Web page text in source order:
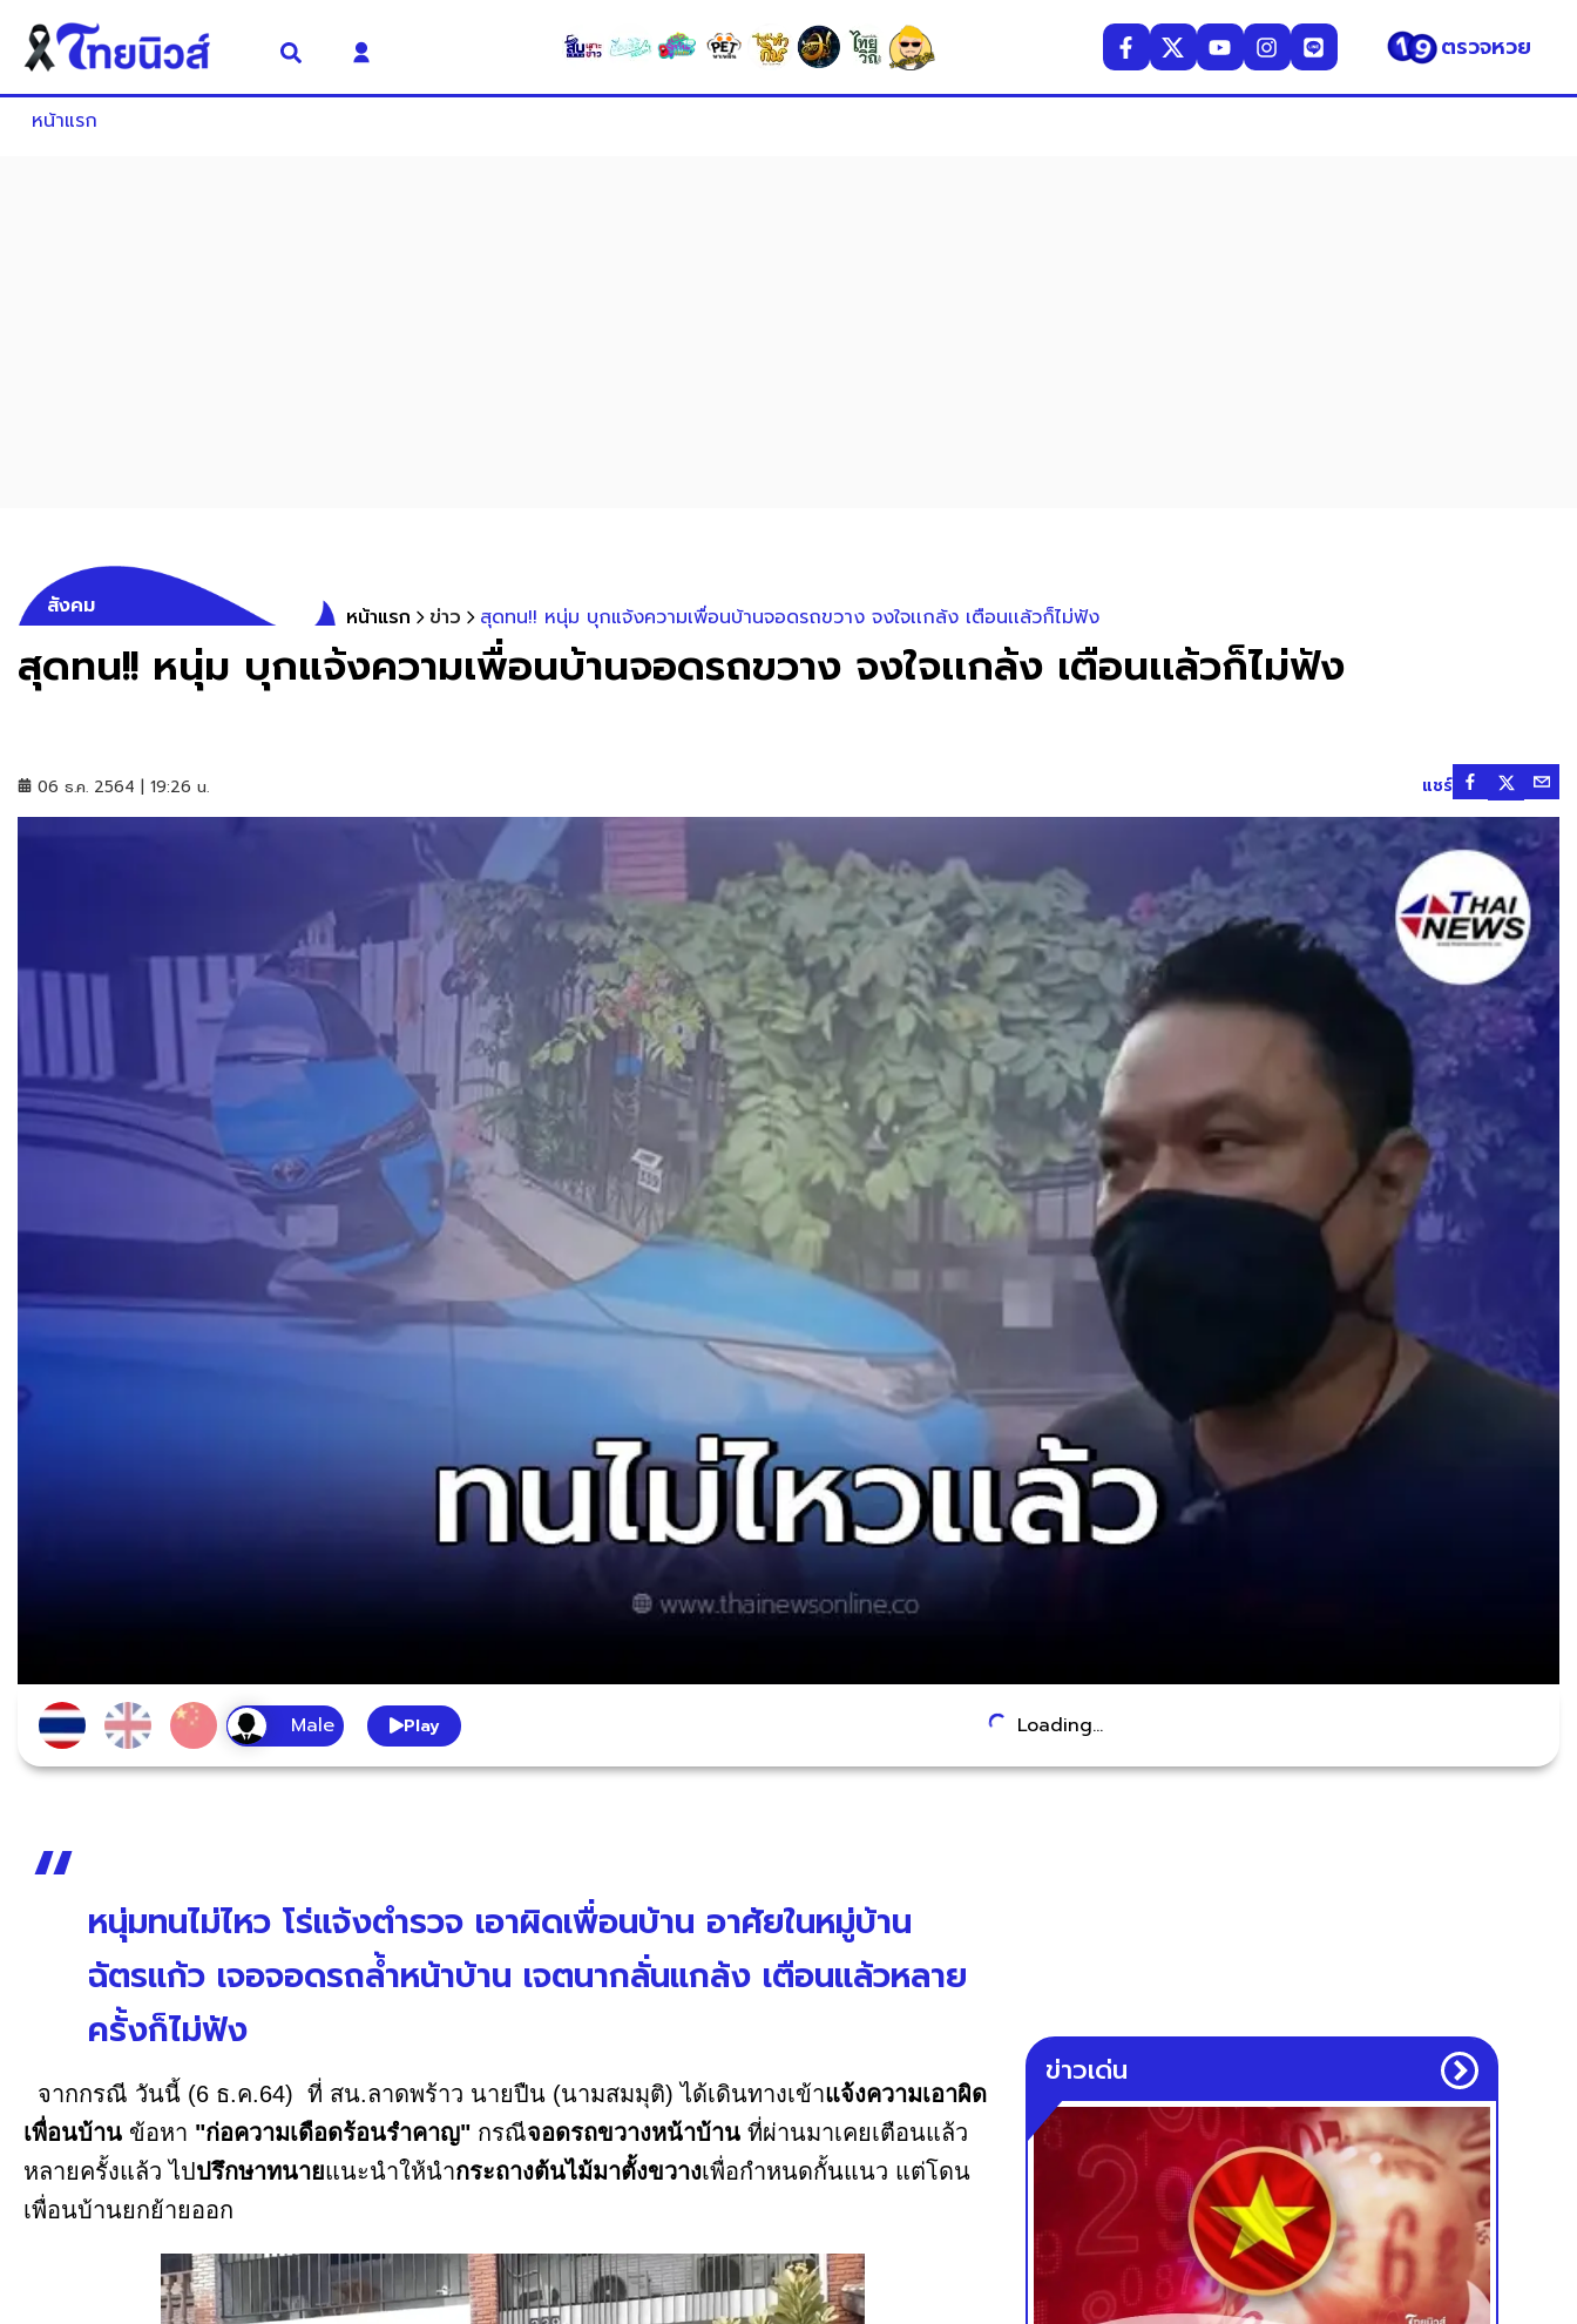
ตรวจหวย
หน้าแรก
สังคม หน้าแรก ข่าว สุดทน!! หนุ่ม บุกแจ้งความเพื่อนบ้านจอดรถขวาง จงใจเเกล้ง เตือนเเล้วก็ไม่ฟัง
สุดทน!! หนุ่ม บุกแจ้งความเพื่อนบ้านจอดรถขวาง จงใจเเกล้ง เตือนเเล้วก็ไม่ฟัง
06 ธ.ค. 2564 | 19:26 น. แชร์
Play Loading...
หนุ่มทนไม่ไหว โร่แจ้งตำรวจ เอาผิดเพื่อนบ้าน อาศัยในหมู่บ้าน
ฉัตรแก้ว เจอจอดรถล้ำหน้าบ้าน เจตนากลั่นแกล้ง เตือนแล้วหลาย
ครั้งก็ไม่ฟัง
จากกรณี วันนี้ (6 ธ.ค.64) ที่ สน.ลาดพร้าว นายปืน (นามสมมุติ) ได้เดินทางเข้าแจ้งความเอาผิด
เพื่อนบ้าน ข้อหา "ก่อความเดือดร้อนรำคาญ" กรณีจอดรถขวางหน้าบ้าน ที่ผ่านมาเคยเตือนแล้ว
หลายครั้งแล้ว ไปปรึกษาทนายแนะนำให้นำกระถางต้นไม้มาตั้งขวางเพื่อกำหนดกั้นแนว แต่โดน
เพื่อนบ้านยกย้ายออก
ข่าวเด่น